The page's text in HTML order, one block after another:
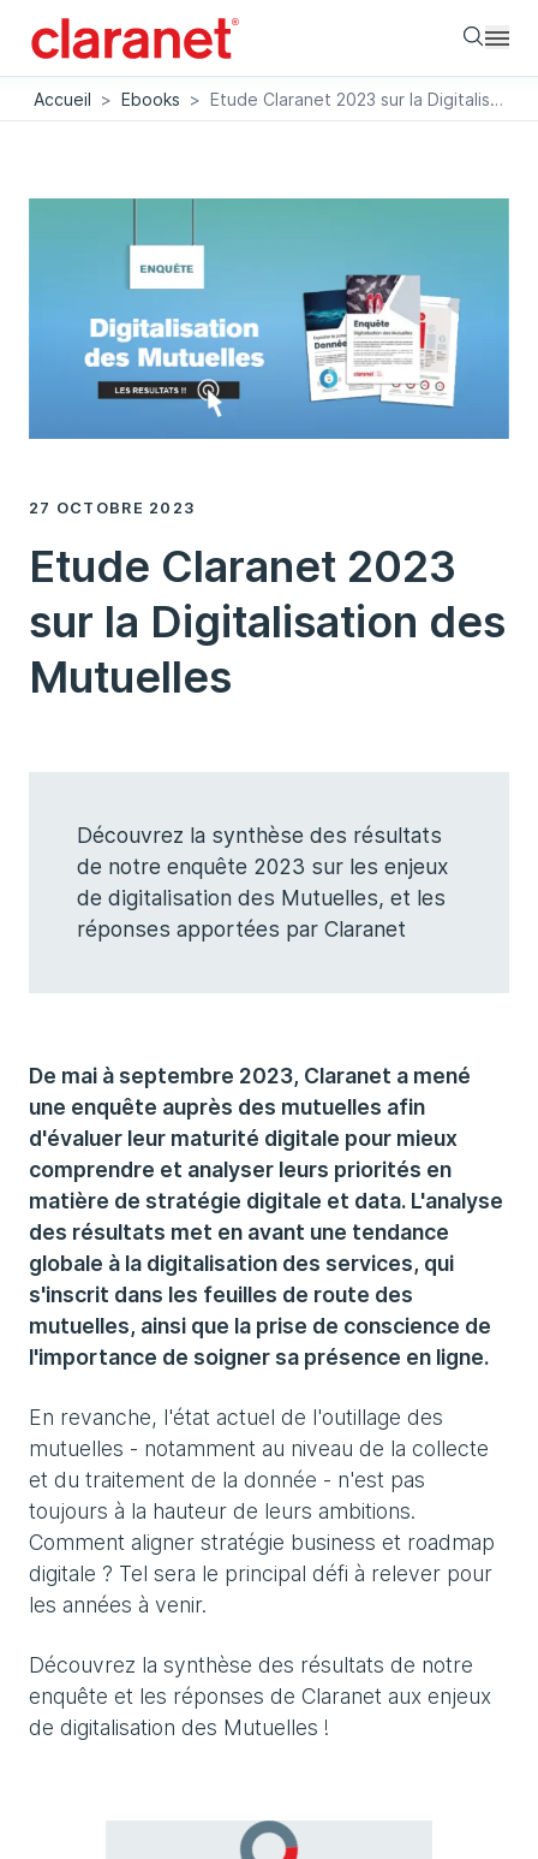
Accueil > Ebooks > Etude Claranet 2023 sur la Digitalisation des Mutuelles
27 OCTOBRE 2023
Etude Claranet 2023
sur la Digitalisation des
Mutuelles
Découvrez la synthèse des résultats
de notre enquête 2023 sur les enjeux
de digitalisation des Mutuelles, et les
réponses apportées par Claranet
De mai à septembre 2023, Claranet a mené
une enquête auprès des mutuelles afin
d'évaluer leur maturité digitale pour mieux
comprendre et analyser leurs priorités en
matière de stratégie digitale et data. L'analyse
des résultats met en avant une tendance
globale à la digitalisation des services, qui
s'inscrit dans les feuilles de route des
mutuelles, ainsi que la prise de conscience de
l'importance de soigner sa présence en ligne.
En revanche, l'état actuel de l'outillage des
mutuelles - notamment au niveau de la collecte
et du traitement de la donnée - n'est pas
toujours à la hauteur de leurs ambitions.
Comment aligner stratégie business et roadmap
digitale ? Tel sera le principal défi à relever pour
les années à venir.
Découvrez la synthèse des résultats de notre
enquête et les réponses de Claranet aux enjeux
de digitalisation des Mutuelles !